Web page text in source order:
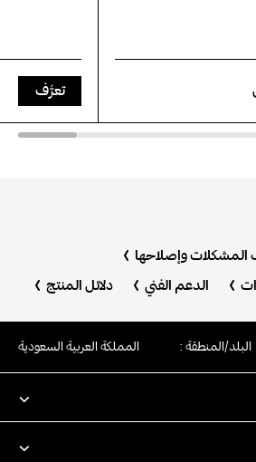
تعرَّف
المشكلات وإصلاحها
الدعم الفني دلائل المنتج
البلد/المنطقة : المملكة العربية السعودية